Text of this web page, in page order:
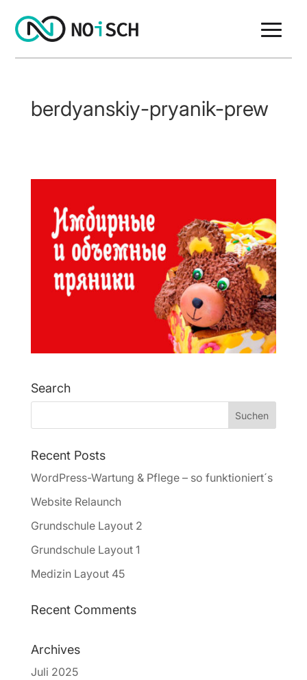
berdyanskiy-pryanik-prew
Search
Recent Posts
WordPress-Wartung & Pflege – so funktioniert´s
Website Relaunch
Grundschule Layout 2
Grundschule Layout 1
Medizin Layout 45
Recent Comments
Archives
Juli 2025